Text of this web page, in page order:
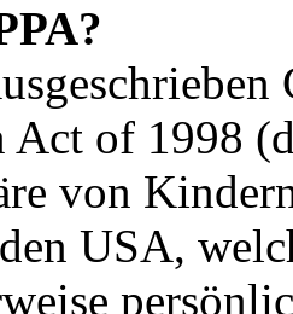
Act of 1998
von
USA,